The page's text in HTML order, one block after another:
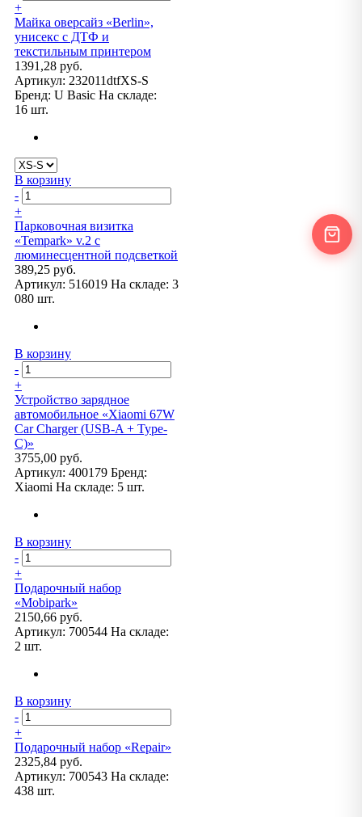
+
Майка оверсайз «Berlin»,
унисекс с ДТФ и
текстильным принтером
1391,28 руб.
Артикул: 232011dtfXS-S
Бренд: U Basic На складе:
16 шт.
В корзину
-
+
Парковочная визитка
«Tempark» v.2 с
люминесцентной подсветкой
389,25 руб.
Артикул: 516019 На складе: 3
080 шт.
В корзину
-
+
Устройство зарядное
автомобильное «Xiaomi 67W
Car Charger (USB-A + Type-
C)»
3755,00 руб.
Артикул: 400179 Бренд:
Xiaomi На складе: 5 шт.
В корзину
-
+
Подарочный набор
«Mobipark»
2150,66 руб.
Артикул: 700544 На складе:
2 шт.
В корзину
-
+
Подарочный набор «Repair»
2325,84 руб.
Артикул: 700543 На складе:
438 шт.